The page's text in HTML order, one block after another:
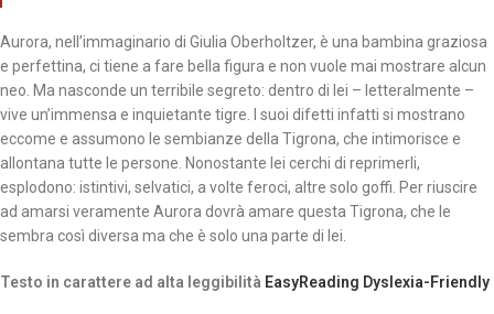
Aurora, nell’immaginario di Giulia Oberholtzer, è una bambina graziosa
e perfettina, ci tiene a fare bella figura e non vuole mai mostrare alcun
neo. Ma nasconde un terribile segreto: dentro di lei – letteralmente –
vive un’immensa e inquietante tigre. I suoi difetti infatti si mostrano
eccome e assumono le sembianze della Tigrona, che intimorisce e
allontana tutte le persone. Nonostante lei cerchi di reprimerli,
esplodono: istintivi, selvatici, a volte feroci, altre solo goffi. Per riuscire
ad amarsi veramente Aurora dovrà amare questa Tigrona, che le
sembra così diversa ma che è solo una parte di lei.
Testo in carattere ad alta leggibilità EasyReading Dyslexia-Friendly